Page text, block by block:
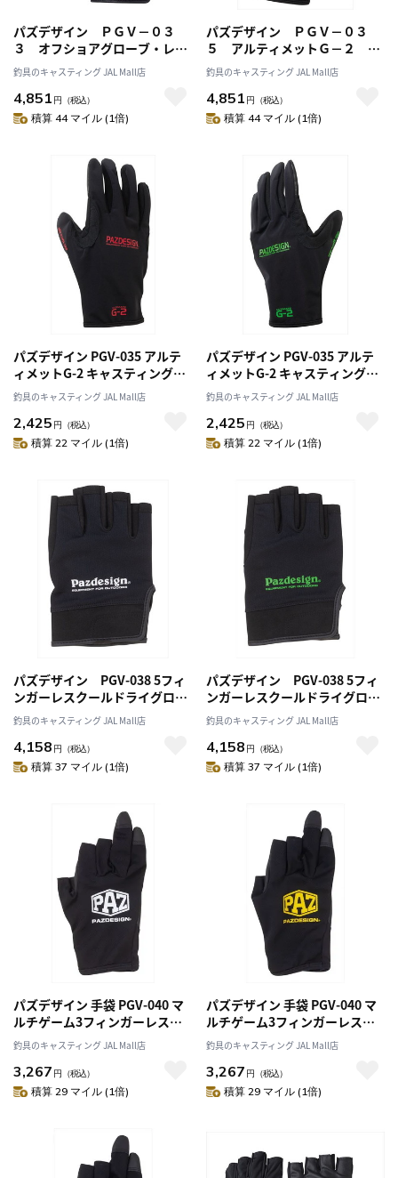
パズデザイン ＰＧＶ－０３
３ オフショアグローブ・レザ
ー レッド ＸＬ
釣具のキャスティング JAL Mall店
4,851 円 （税込）
積算 44 マイル (1倍)
パズデザイン ＰＧＶ－０３
５ アルティメットＧ－２ キ
ャスティンググローブ ブラッ
クホワイト ＸＬ
釣具のキャスティング JAL Mall店
4,851 円 （税込）
積算 44 マイル (1倍)
パズデザイン PGV-035 アルテ
ィメットG-2 キャスティンググ
ローブ ブラックレッド L
釣具のキャスティング JAL Mall店
2,425 円 （税込）
積算 22 マイル (1倍)
パズデザイン PGV-035 アルテ
ィメットG-2 キャスティンググ
ローブ ブラックグリーン XL
釣具のキャスティング JAL Mall店
2,425 円 （税込）
積算 22 マイル (1倍)
パズデザイン PGV-038 5フィ
ンガーレスクールドライグロー
ブ ブラックホワイト (XL)
釣具のキャスティング JAL Mall店
4,158 円 （税込）
積算 37 マイル (1倍)
パズデザイン PGV-038 5フィ
ンガーレスクールドライグロー
ブ ブラックグリーン (L)
釣具のキャスティング JAL Mall店
4,158 円 （税込）
積算 37 マイル (1倍)
パズデザイン 手袋 PGV-040 マ
ルチゲーム3フィンガーレスメ
ッシュグローブ ブラックホワイ
ト (XL)
釣具のキャスティング JAL Mall店
3,267 円 （税込）
積算 29 マイル (1倍)
パズデザイン 手袋 PGV-040 マ
ルチゲーム3フィンガーレスメ
ッシュグローブ ブラックイエロ
ー (M)
釣具のキャスティング JAL Mall店
3,267 円 （税込）
積算 29 マイル (1倍)